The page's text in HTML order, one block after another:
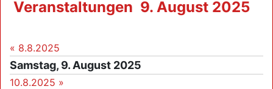
Veranstaltungen 9. August 2025
« 8.8.2025
Samstag, 9. August 2025
10.8.2025 »